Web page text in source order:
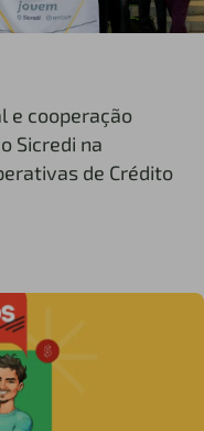
e cooperação
Sicredi na
de Crédito